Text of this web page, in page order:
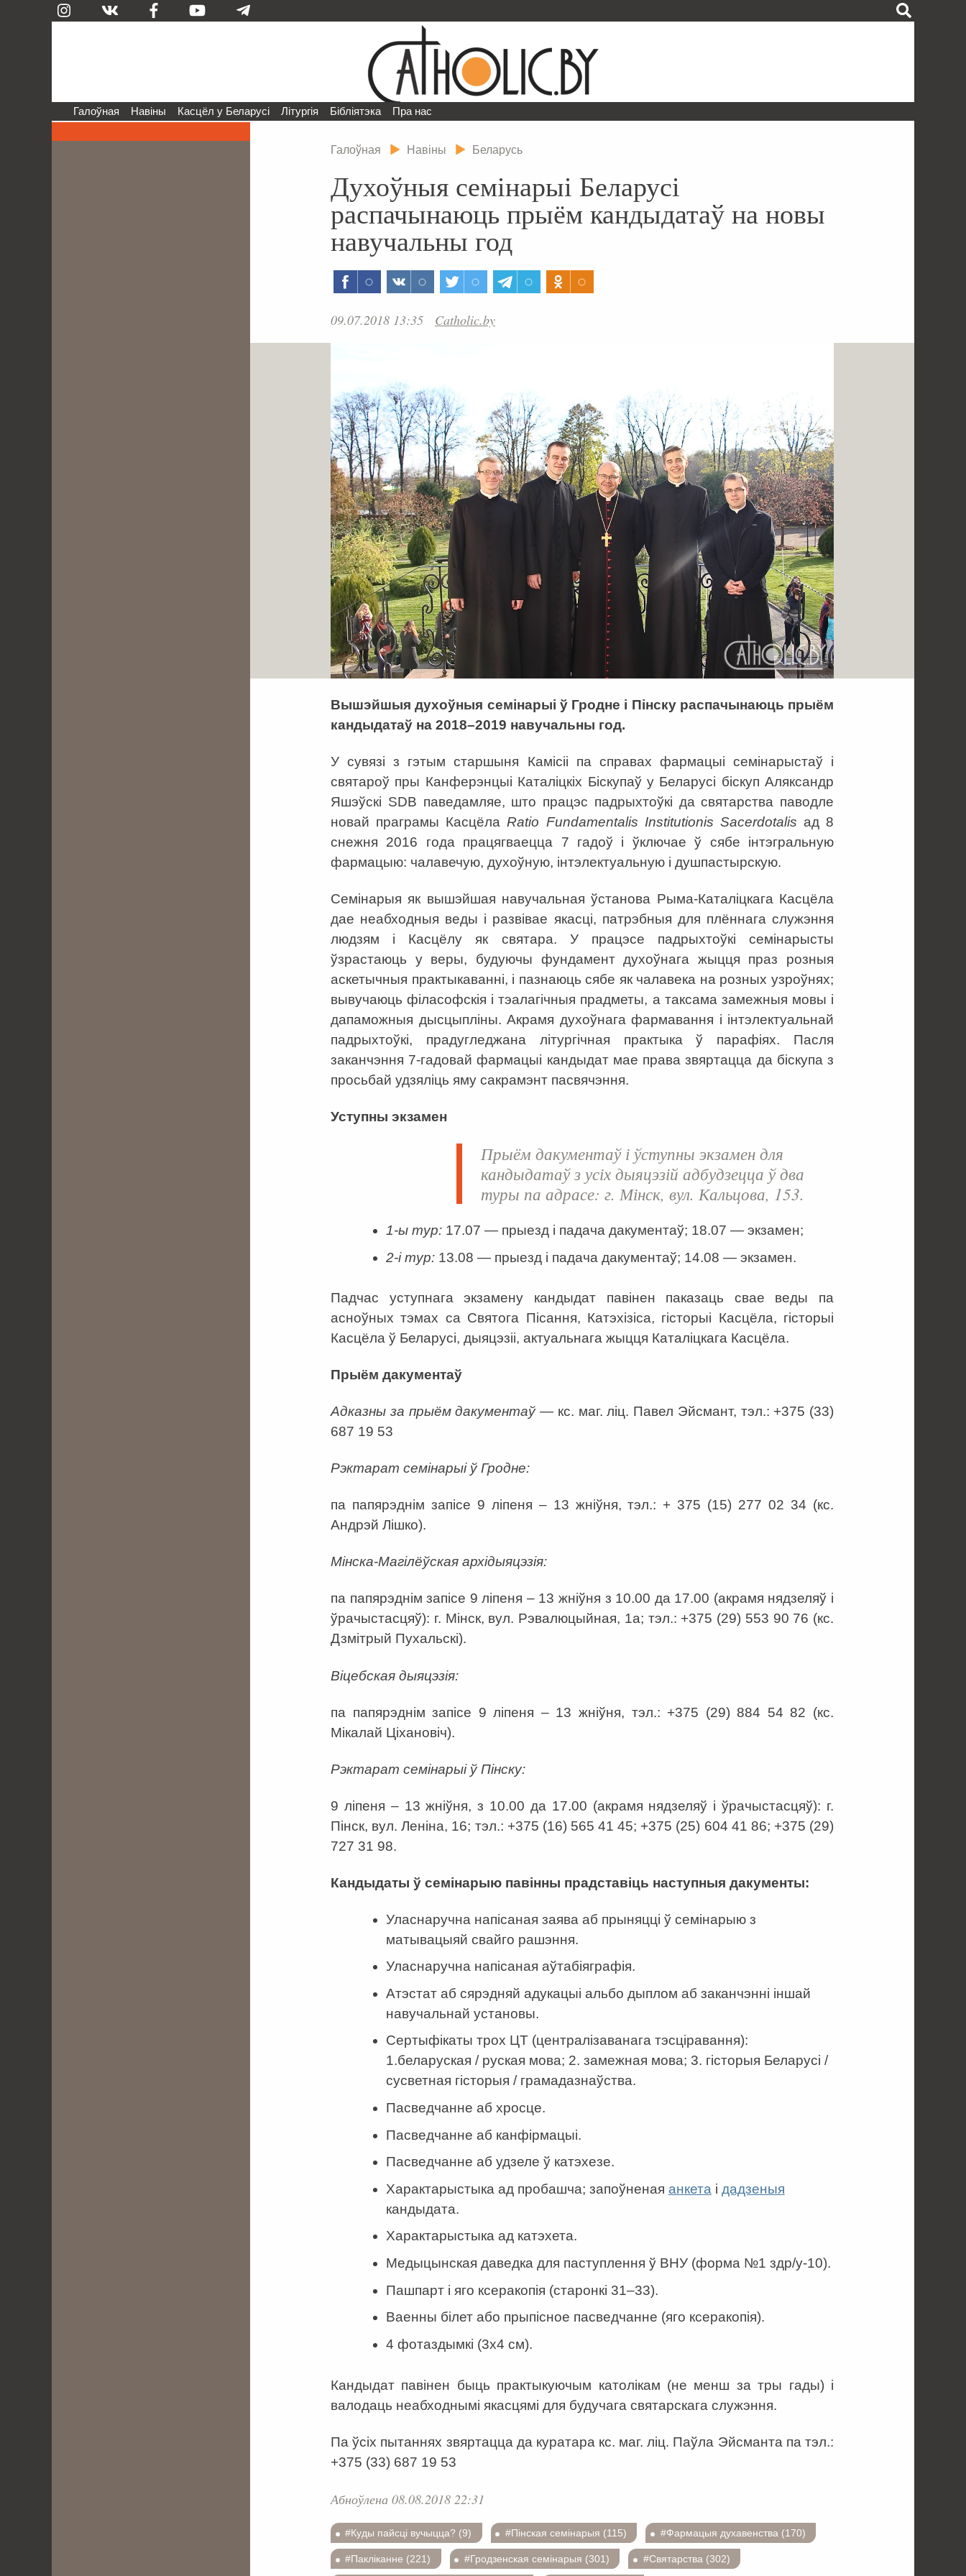
Галоўная Навіны Касцёл у Беларусі Літургія Бібліятэка Пра нас
Галоўная Навіны Беларусь
Духоўныя семінарыі Беларусі
распачынаюць прыём кандыдатаў на новы
навучальны год
09.07.2018 13:35 Catholic.by
Вышэйшыя духоўныя семінарыі ў Гродне і Пінску распачынаюць прыём
кандыдатаў на 2018–2019 навучальны год.
У сувязі з гэтым старшыня Камісіі па справах фармацыі семінарыстаў і
святароў пры Канферэнцыі Каталіцкіх Біскупаў у Беларусі біскуп Аляксандр
Яшэўскі SDB паведамляе, што працэс падрыхтоўкі да святарства паводле
новай праграмы КасцёлаRatio Fundamentalis Institutionis Sacerdotalis ад 8
снежня 2016 года працягваецца 7 гадоў і ўключае ў сябе інтэгральную
фармацыю: чалавечую, духоўную, інтэлектуальную і душпастырскую.
Семінарыя як вышэйшая навучальная ўстанова Рыма-Каталіцкага Касцёла
дае неабходныя веды і развівае якасці, патрэбныя для плённага служэння
людзям і Касцёлу як святара. У працэсе падрыхтоўкі семінарысты
ўзрастаюць у веры, будуючы фундамент духоўнага жыцця праз розныя
аскетычныя практыкаванні, і пазнаюць сябе як чалавека на розных узроўнях;
вывучаюць філасофскія і тэалагічныя прадметы, а таксама замежныя мовы і
дапаможныя дысцыпліны. Акрамя духоўнага фармавання і інтэлектуальнай
падрыхтоўкі, прадугледжана літургічная практыка ў парафіях. Пасля
заканчэння 7-гадовай фармацыі кандыдат мае права звяртацца да біскупа з
просьбай удзяліць яму сакрамэнт пасвячэння.
Уступны экзамен
Прыём дакументаў і ўступны экзамен для
кандыдатаў з усіх дыяцэзій адбудзецца ў два
туры па адрасе: г. Мінск, вул. Кальцова, 153.
1-ы тур:17.07 — прыезд і падача дакументаў; 18.07 — экзамен;
2-і тур:13.08 — прыезд і падача дакументаў; 14.08 — экзамен.
Падчас уступнага экзамену кандыдат павінен паказаць свае веды па
асноўных тэмах са Святога Пісання, Катэхізіса, гісторыі Касцёла, гісторыі
Касцёла ў Беларусі, дыяцэзіі, актуальнага жыцця Каталіцкага Касцёла.
Прыём дакументаў
Адказны за прыём дакументаў— кс. маг. ліц. Павел Эйсмант, тэл.: +375 (33)
687 19 53
Рэктарат семінарыі ў Гродне:
па папярэднім запісе 9 ліпеня – 13 жніўня, тэл.: + 375 (15) 277 02 34 (кс.
Андрэй Лішко).
Мінска-Магілёўская архідыяцэзія:
па папярэднім запісе 9 ліпеня – 13 жніўня з 10.00 да 17.00 (акрамя нядзеляў і
ўрачыстасцяў): г. Мінск, вул. Рэвалюцыйная, 1а; тэл.: +375 (29) 553 90 76 (кс.
Дзмітрый Пухальскі).
Віцебская дыяцэзія:
па папярэднім запісе 9 ліпеня – 13 жніўня, тэл.: +375 (29) 884 54 82 (кс.
Мікалай Ціхановіч).
Рэктарат семінарыі ў Пінску:
9 ліпеня – 13 жніўня, з 10.00 да 17.00 (акрамя нядзеляў і ўрачыстасцяў): г.
Пінск, вул. Леніна, 16; тэл.: +375 (16) 565 41 45; +375 (25) 604 41 86; +375 (29)
727 31 98.
Кандыдаты ў семінарыю павінны прадставіць наступныя дакументы:
Уласнаручна напісаная заява аб прыняцці ў семінарыю з
матывацыяй свайго рашэння.
Уласнаручна напісаная аўтабіяграфія.
Атэстат аб сярэдняй адукацыі альбо дыплом аб заканчэнні іншай
навучальнай установы.
Сертыфікаты трох ЦТ (централізаванага тэсціравання):
1.беларуская / руская мова; 2. замежная мова; 3. гісторыя Беларусі /
сусветная гісторыя / грамадазнаўства.
Пасведчанне аб хросце.
Пасведчанне аб канфірмацыі.
Пасведчанне аб удзеле ў катэхезе.
Характарыстыка ад пробашча; запоўненая анкета і дадзеныя
кандыдата.
Характарыстыка ад катэхета.
Медыцынская даведка для паступлення ў ВНУ (форма №1 здр/у-10).
Пашпарт і яго ксеракопія (старонкі 31–33).
Ваенны білет або прыпісное пасведчанне (яго ксеракопія).
4 фотаздымкі (3х4 см).
Кандыдат павінен быць практыкуючым католікам (не менш за тры гады) і
валодаць неабходнымі якасцямі для будучага святарскага служэння.
Па ўсіх пытаннях звяртацца да куратара кс. маг. ліц. Паўла Эйсманта па тэл.:
+375 (33) 687 19 53
Абноўлена 08.08.2018 22:31
#Куды пайсці вучыцца? (9) #Пінская семінарыя (115) #Фармацыя духавенства (170)
#Пакліканне (221) #Гродзенская семінарыя (301) #Святарства (302)